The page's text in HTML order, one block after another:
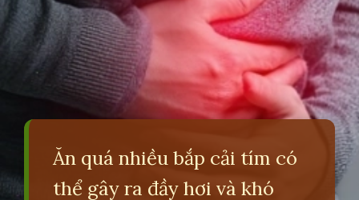
Ăn quá nhiều bắp cải tím có
thể gây ra đầy hơi và khó